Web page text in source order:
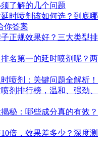
了解的几个问题
时喷剂该如何选？到底哪
你答案
正规效果好？三大类型排
名第一的延时喷剂呢？两
喷剂：关键问题全解析！
剂排行榜，温和、强劲、
秘：哪些成分真的有效？
倍，效果差多少？深度测